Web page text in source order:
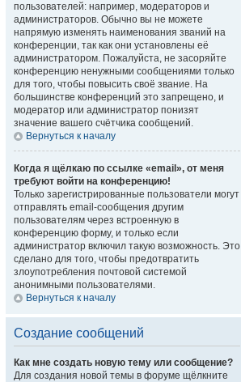
пользователей: например, модераторов и
администраторов. Обычно вы не можете
напрямую изменять наименования званий на
конференции, так как они установлены её
администратором. Пожалуйста, не засоряйте
конференцию ненужными сообщениями только
для того, чтобы повысить своё звание. На
большинстве конференций это запрещено, и
модератор или администратор понизят
значение вашего счётчика сообщений.
Вернуться к началу
Когда я щёлкаю по ссылке «email», от меня
требуют войти на конференцию!
Только зарегистрированные пользователи могут
отправлять email-сообщения другим
пользователям через встроенную в
конференцию форму, и только если
администратор включил такую возможность. Это
сделано для того, чтобы предотвратить
злоупотребления почтовой системой
анонимными пользователями.
Вернуться к началу
Создание сообщений
Как мне создать новую тему или сообщение?
Для создания новой темы в форуме щёлкните